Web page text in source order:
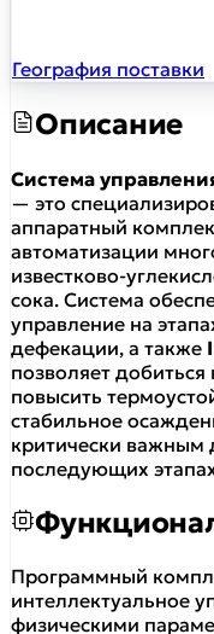
География поставки
Описание
Система
— это
аппаратный
автоматизации
известково-
сока. Система
управление на
дефекации, а также
позволяет
повысить
стабильное
критически важным
последующих
Программный
интеллектуальное
физическими